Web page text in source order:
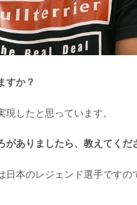
すか？
したと思っています。
ありましたら、教えてくだ
本のレジェンド選手ですの